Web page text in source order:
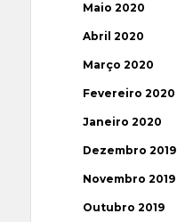
Maio 2020
Abril 2020
Março 2020
Fevereiro 2020
Janeiro 2020
Dezembro 2019
Novembro 2019
Outubro 2019